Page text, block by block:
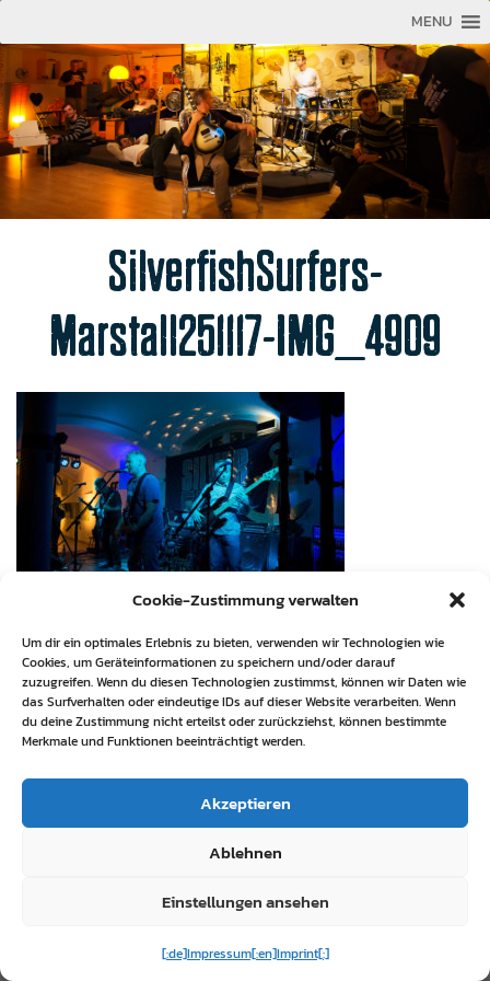
Cookie-Zustimmung verwalten
Um dir ein optimales Erlebnis zu bieten, verwenden wir Technologien wie
Cookies, um Geräteinformationen zu speichern und/oder darauf
zuzugreifen. Wenn du diesen Technologien zustimmst, können wir Daten wie
das Surfverhalten oder eindeutige IDs auf dieser Website verarbeiten. Wenn
du deine Zustimmung nicht erteilst oder zurückziehst, können bestimmte
Merkmale und Funktionen beeinträchtigt werden.
Akzeptieren
Ablehnen
Einstellungen ansehen
[:de]Impressum[:en]Imprint[:]
MENU
SilverfishSurfers-
Marstall251117-IMG_4909